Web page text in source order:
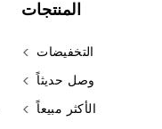
المنتجات
التخفيضات
وصل حديثاً
الأكثر مبيعاً